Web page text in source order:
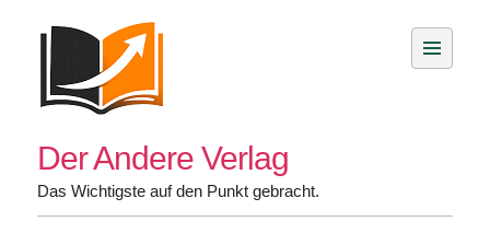
Der Andere Verlag
Das Wichtigste auf den Punkt gebracht.